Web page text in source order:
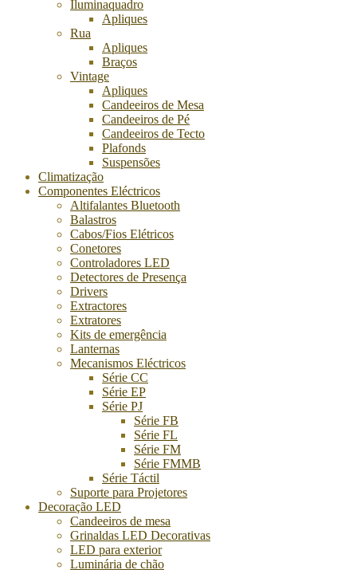
Iluminaquadro
Apliques
Rua
Apliques
Braços
Vintage
Apliques
Candeeiros de Mesa
Candeeiros de Pé
Candeeiros de Tecto
Plafonds
Suspensões
Climatização
Componentes Eléctricos
Altifalantes Bluetooth
Balastros
Cabos/Fios Elétricos
Conetores
Controladores LED
Detectores de Presença
Drivers
Extractores
Extratores
Kits de emergência
Lanternas
Mecanismos Eléctricos
Série CC
Série EP
Série PJ
Série FB
Série FL
Série FM
Série FMMB
Série Táctil
Suporte para Projetores
Decoração LED
Candeeiros de mesa
Grinaldas LED Decorativas
LED para exterior
Luminária de chão